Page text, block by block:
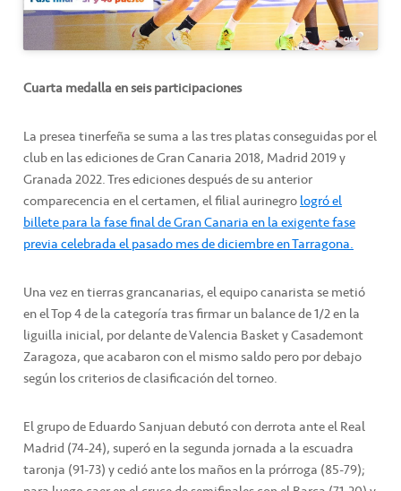
Cuarta medalla en seis participaciones
La presea tinerfeña se suma a las tres platas conseguidas por el
club en las ediciones de Gran Canaria 2018, Madrid 2019 y
Granada 2022. Tres ediciones después de su anterior
comparecencia en el certamen, el filial aurinegrologró el
billete para la fase final de Gran Canaria en la exigente fase
previa celebrada el pasado mes de diciembre en Tarragona.
Una vez en tierras grancanarias, el equipo canarista se metió
en el Top 4 de la categoría tras firmar un balance de 1/2 en la
liguilla inicial, por delante de Valencia Basket y Casademont
Zaragoza, que acabaron con el mismo saldo pero por debajo
según los criterios de clasificación del torneo.
El grupo de Eduardo Sanjuan debutó con derrota ante el Real
Madrid (74-24), superó en la segunda jornada a la escuadra
taronja (91-73) y cedió ante los maños en la prórroga (85-79);